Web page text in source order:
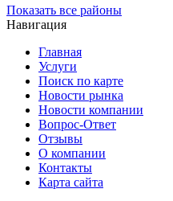
Показать все районы
Навигация
Главная
Услуги
Поиск по карте
Новости рынка
Новости компании
Вопрос-Ответ
Отзывы
О компании
Контакты
Карта сайта